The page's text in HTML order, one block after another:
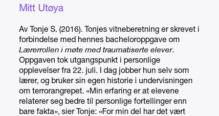
Mitt Utøya
Av Tonje S. (2016). Tonjes vitneberetning er skrevet i
forbindelse med hennes bacheloroppgave om
Lærerrollen i møte med traumatiserte elever.
Oppgaven tok utgangspunkt i personlige
opplevelser fra 22. juli. I dag jobber hun selv som
lærer, og bruker sin egen historie i undervisningen
om terrorangrepet. «Min erfaring er at elevene
relaterer seg bedre til personlige fortellinger enn
bare fakta», sier Tonje: «For min del har det vært